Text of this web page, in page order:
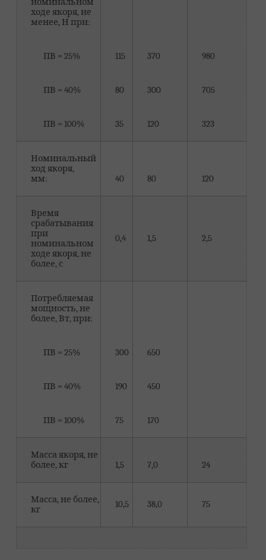
номинальном
ходе якоря, не
менее, Н при:
ПВ = 25%
ПВ = 40%
ПВ = 100%
115
80
35
370
300
120
980
705
323
Номинальный
ход якоря,
мм:
40 80 120
Время
срабатывания
при
номинальном
ходе якоря, не
более, с
0,4 1,5 2,5
Потребляемая
мощность, не
более, Вт, при:
ПВ = 25%
ПВ = 40%
ПВ = 100%
300
190
75
650
450
170
Масса якоря, не
более, кг
1,5 7,0 24
Масса, не более,
кг
10,5 38,0 75